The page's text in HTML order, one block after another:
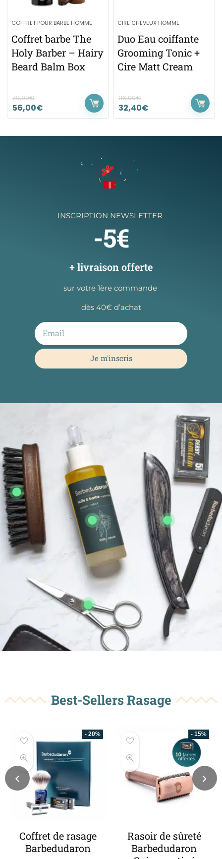
COFFRET POUR BARBE HOMME
Coffret barbe The
Holy Barber – Hairy
Beard Balm Box
70,00€
56,00€
CIRE CHEVEUX HOMME
Duo Eau coiffante
Grooming Tonic +
Cire Matt Cream
36,00€
32,40€
INSCRIPTION NEWSLETTER
-5€
+ livraison offerte
sur votre 1ère commande
dès 40€ d’achat
Je m'inscris
Best-Sellers Rasage
- 15%
Rasoir de sûreté
Barbedudaron
Savon de rasage
artisanal